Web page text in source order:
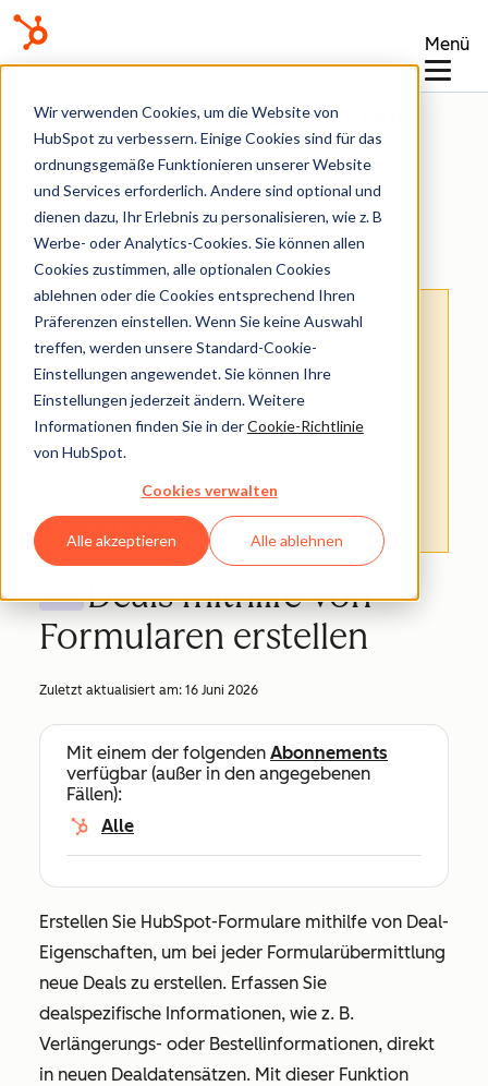
Wir verwenden Cookies, um die Website von
HubSpot zu verbessern. Einige Cookies sind für das
ordnungsgemäße Funktionieren unserer Website
und Services erforderlich. Andere sind optional und
dienen dazu, Ihr Erlebnis zu personalisieren, wie z. B
Werbe- oder Analytics-Cookies. Sie können allen
Cookies zustimmen, alle optionalen Cookies
ablehnen oder die Cookies entsprechend Ihren
Präferenzen einstellen. Wenn Sie keine Auswahl
treffen, werden unsere Standard-Cookie-
Einstellungen angewendet. Sie können Ihre
Einstellungen jederzeit ändern. Weitere
Informationen finden Sie in derCookie-Richtlinie
von HubSpot.
Cookies verwalten
Alle akzeptieren Alle ablehnen
Menü
Wissensdatenbank
Formulare
: Dieser Artikel wird aus Kulanz zur
Verfügung gestellt.Er wurde automatisch
mit einer Software übersetzt und unter
Umständen nicht korrekturgelesen. Die
englischsprachige Fassung gilt als offizielle
Version und Sie können dort die aktuellsten
Informationen finden.Hier können Sie
darauf zugreifen.
BETA
Deals mithilfe von
Formularen erstellen
Zuletzt aktualisiert am: 16 Juni 2026
Mit einem der folgenden Abonnements
verfügbar (außer in den angegebenen
Fällen):
Alle
Erstellen Sie HubSpot-Formulare mithilfe von Deal-
Eigenschaften, um bei jeder Formularübermittlung
neue Deals zu erstellen. Erfassen Sie
dealspezifische Informationen, wie z. B.
Verlängerungs- oder Bestellinformationen, direkt
in neuen Dealdatensätzen. Mit dieser Funktion